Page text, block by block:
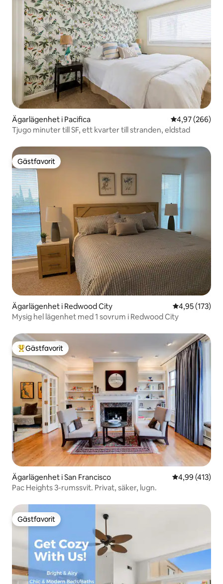
Ägarlägenhet i Pacifica 4,97 av 5 i
4,97 (266)
Tjugo minuter till SF, ett kvarter till stranden, eldstad
Gästfavorit
Gästfavorit
Ägarlägenhet i Redwood City 4,95 av 5 i
4,95 (173)
Mysig hel lägenhet med 1 sovrum i Redwood City
Populär gästfavorit
Gästfavorit
Ägarlägenhet i San Francisco 4,99 av 5 i
4,99 (413)
Pac Heights 3-rumssvit. Privat, säker, lugn.
Gästfavorit
Gästfavorit